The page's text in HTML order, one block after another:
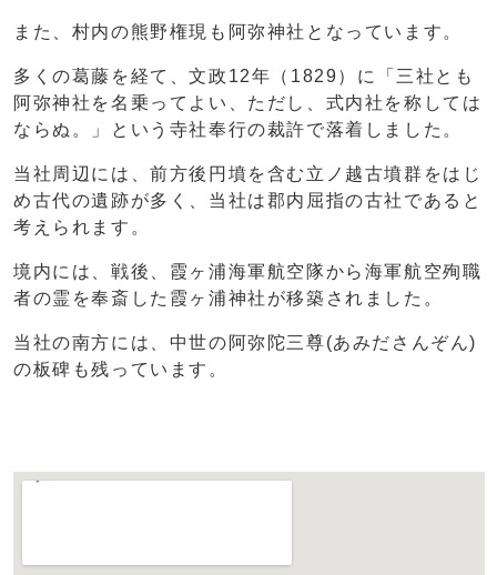
また、村内の熊野権現も阿弥神社となっています。
多くの葛藤を経て、文政12年（1829）に「三社とも
阿弥神社を名乗ってよい、ただし、式内社を称しては
ならぬ。」という寺社奉行の裁許で落着しました。
当社周辺には、前方後円墳を含む立ノ越古墳群をはじ
め古代の遺跡が多く、当社は郡内屈指の古社であると
考えられます。
境内には、戦後、霞ヶ浦海軍航空隊から海軍航空殉職
者の霊を奉斎した霞ヶ浦神社が移築されました。
当社の南方には、中世の阿弥陀三尊(あみださんぞん)
の板碑も残っています。